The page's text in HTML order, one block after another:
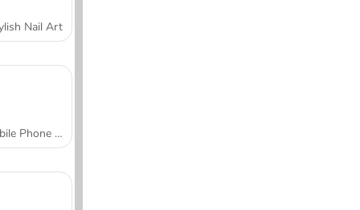
Nail Art
Mobile Phone Case Design & DIY